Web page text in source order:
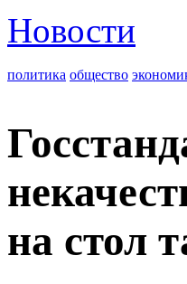
Новости
политика общество
на стол